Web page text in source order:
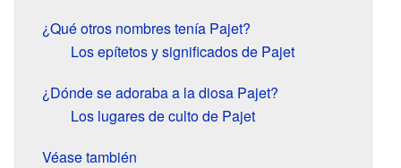
¿Qué otros nombres tenía Pajet?
Los epítetos y significados de Pajet
¿Dónde se adoraba a la diosa Pajet?
Los lugares de culto de Pajet
Véase también